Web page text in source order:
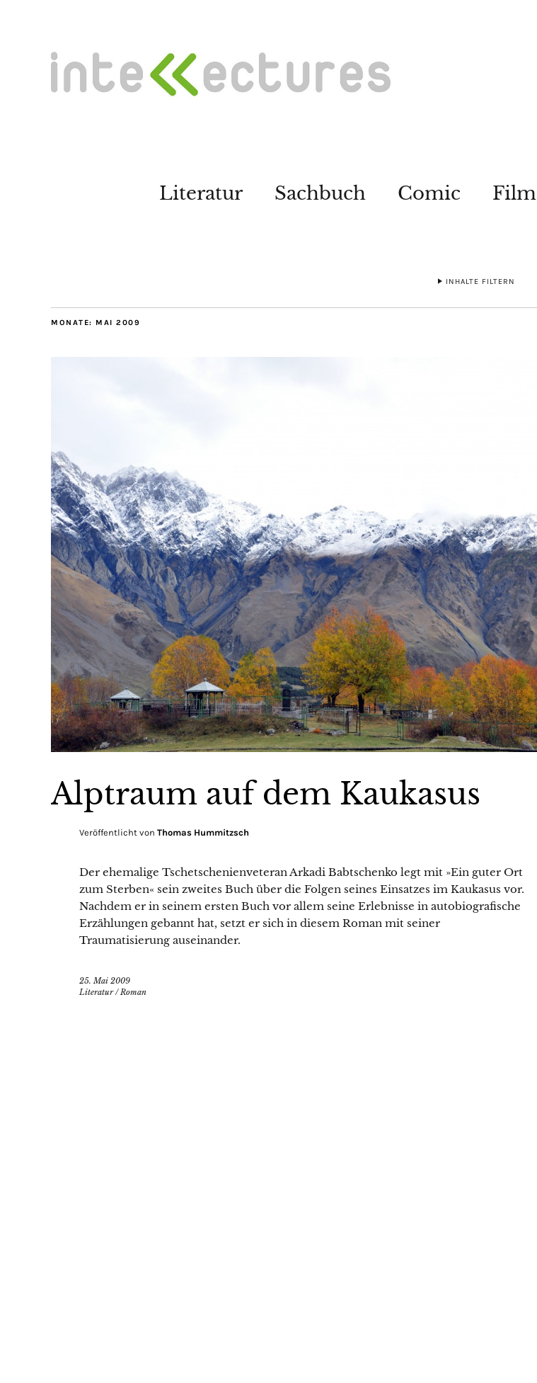
Literatur Sachbuch Comic Film
INHALTE FILTERN
MONATE: MAI 2009
Alptraum auf dem Kaukasus
Veröffentlicht von Thomas Hummitzsch
Der ehemalige Tschetschenienveteran Arkadi Babtschenko legt mit »Ein guter Ort
zum Sterben« sein zweites Buch über die Folgen seines Einsatzes im Kaukasus vor.
Nachdem er in seinem ersten Buch vor allem seine Erlebnisse in autobiografische
Erzählungen gebannt hat, setzt er sich in diesem Roman mit seiner
Traumatisierung auseinander.
25. Mai 2009
Literatur/ Roman